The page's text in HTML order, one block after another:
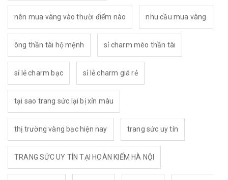
nên mua vàng vào thười điểm nào nhu cầu mua vàng
ông thần tài hộ mệnh sỉ charm mèo thần tài
sỉ lẻ charm bạc sỉ lẻ charm giá rẻ
tại sao trang sức lại bị xỉn màu
thị trường vàng bạc hiện nay trang sức uy tín
TRANG SỨC UY TÍN TẠI HOÀN KIẾM HÀ NỘI